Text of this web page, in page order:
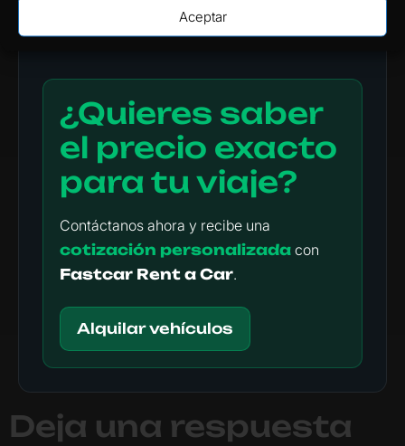
Aceptar
■Cobertura a nivel nacional
¿Quieres saber
el precio exacto
para tu viaje?
Contáctanos ahora y recibe una
cotización personalizada con
Fastcar Rent a Car.
Alquilar vehículos
Deja una respuesta